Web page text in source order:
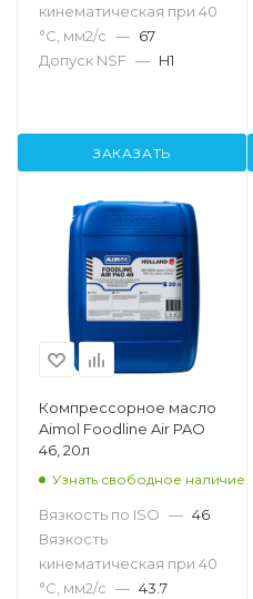
кинематическая при 40
°С, мм2/с — 67
Допуск NSF — H1
ЗАКАЗАТЬ
Компрессорное масло
Aimol Foodline Air PAO
46, 20л
Узнать свободное наличие
Вязкость по ISO — 46
Вязкость
кинематическая при 40
°С, мм2/с — 43.7